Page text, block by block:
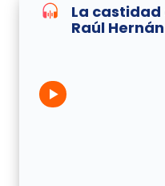
La castidad
Raúl